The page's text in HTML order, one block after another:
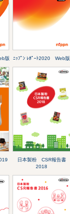
版 ﾆｯﾌﾟﾝ ﾚﾎﾟｰﾄ2020 Web版
日本製粉 CSR報告書
2018